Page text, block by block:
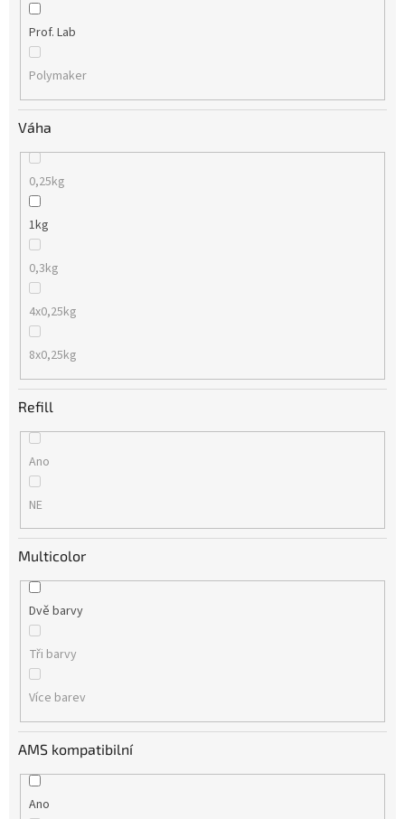
Prof. Lab
Polymaker
Váha
0,25kg
1kg
0,3kg
4x0,25kg
8x0,25kg
Refill
Ano
NE
Multicolor
Dvě barvy
Tři barvy
Více barev
AMS kompatibilní
Ano